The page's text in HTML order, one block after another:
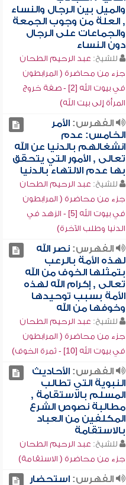
والميل بين الرجال والنساء
, العلة من وجوب الجمعة
والجماعات على الرجال
دون النساء
للشيخ: عبد الرحيم الطحان
جزء من محاضرة ( المرابطون
في بيوت الله [2] - صفة خروج
المرأة إلى بيت الله)
الفهرس:الأمر
الخامس: عدم
انشغالهم بالدنيا عن الله
تعالى , الأمور التي يتحقق
بها عدم الالتهاء بالدنيا
للشيخ: عبد الرحيم الطحان
جزء من محاضرة ( المرابطون
في بيوت الله [5] - الزهد في
الدنيا وطلب الآخرة)
الفهرس:نصر الله
لهذه الأمة بالرعب
بتمثلها الخوف من الله
تعالى , إكرام الله لهذه
الأمة بسبب توحيدها
وخوفها من الله
للشيخ: عبد الرحيم الطحان
جزء من محاضرة ( المرابطون
في بيوت الله [10] - ثمرة الخوف)
الفهرس:الأحاديث
النبوية التي تطالب
المسلم بالاستقامة ,
مطالبة نصوص الشرع
المكلفين من العباد
بالاستقامة
للشيخ: عبد الرحيم الطحان
جزء من محاضرة ( الاستقامة)
الفهرس:استحضار